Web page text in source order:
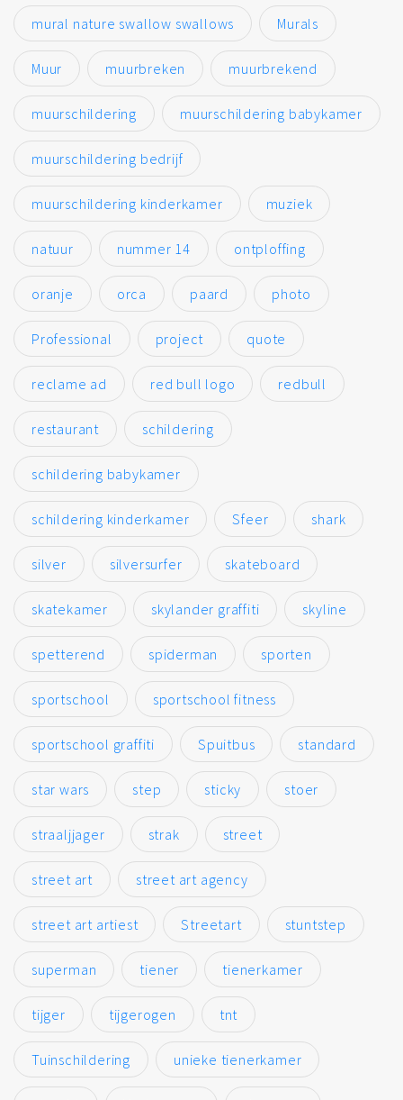
mural nature swallow swallows Murals
Muur muurbreken muurbrekend
muurschildering muurschildering babykamer
muurschildering bedrijf
muurschildering kinderkamer muziek
natuur nummer 14 ontploffing
oranje orca paard photo
Professional project quote
reclame ad red bull logo redbull
restaurant schildering
schildering babykamer
schildering kinderkamer Sfeer shark
silver silversurfer skateboard
skatekamer skylander graffiti skyline
spetterend spiderman sporten
sportschool sportschool fitness
sportschool graffiti Spuitbus standard
star wars step sticky stoer
straaljjager strak street
street art street art agency
street art artiest Streetart stuntstep
superman tiener tienerkamer
tijger tijgerogen tnt
Tuinschildering unieke tienerkamer